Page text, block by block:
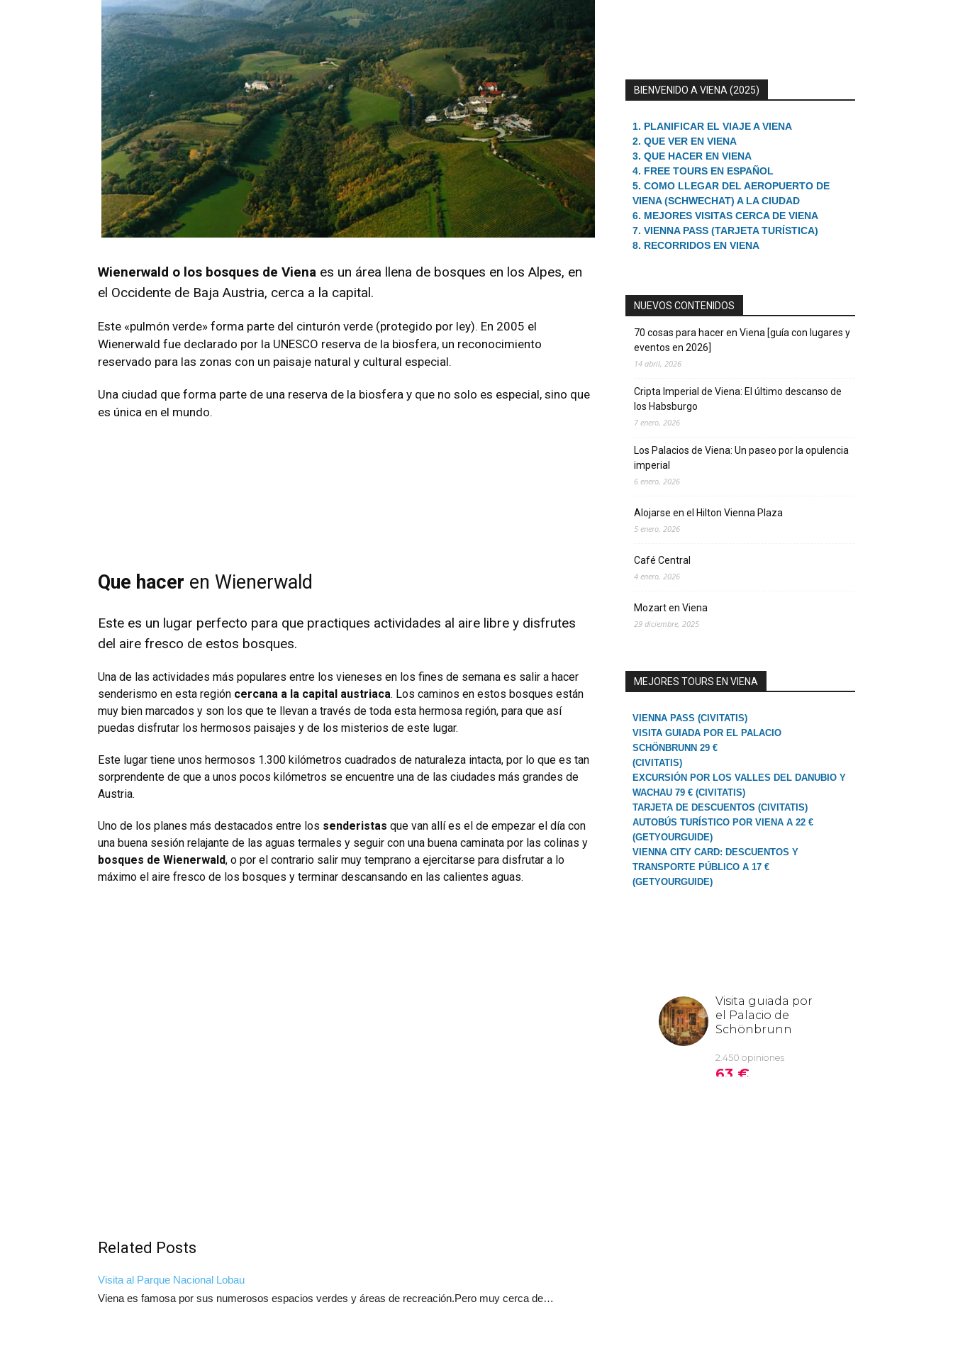
Wienerwald o los bosques de Viena es un área llena de bosques en los Alpes, en
el Occidente de Baja Austria, cerca a la capital.
Este «pulmón verde» forma parte del cinturón verde (protegido por ley). En 2005 el
Wienerwald fue declarado por la UNESCO reserva de la biosfera, un reconocimiento
reservado para las zonas con un paisaje natural y cultural especial.
Una ciudad que forma parte de una reserva de la biosfera y que no solo es especial, sino que
es única en el mundo.
Que hacer en Wienerwald
Este es un lugar perfecto para que practiques actividades al aire libre y disfrutes
del aire fresco de estos bosques.
Una de las actividades más populares entre los vieneses en los fines de semana es salir a hacer
senderismo en esta región cercana a la capital austriaca. Los caminos en estos bosques están
muy bien marcados y son los que te llevan a través de toda esta hermosa región, para que así
puedas disfrutar los hermosos paisajes y de los misterios de este lugar.
Este lugar tiene unos hermosos 1.300 kilómetros cuadrados de naturaleza intacta, por lo que es tan
sorprendente de que a unos pocos kilómetros se encuentre una de las ciudades más grandes de
Austria.
Uno de los planes más destacados entre los senderistas que van allí es el de empezar el día con
una buena sesión relajante de las aguas termales y seguir con una buena caminata por las colinas y
bosques de Wienerwald, o por el contrario salir muy temprano a ejercitarse para disfrutar a lo
máximo el aire fresco de los bosques y terminar descansando en las calientes aguas.
Related Posts
Visita al Parque Nacional Lobau
Viena es famosa por sus numerosos espacios verdes y áreas de recreación.Pero muy cerca de…
BIENVENIDO A VIENA (2025)
1. PLANIFICAR EL VIAJE A VIENA
2. QUE VER EN VIENA
3. QUE HACER EN VIENA
4. FREE TOURS EN ESPAÑOL
5. COMO LLEGAR DEL AEROPUERTO DE
VIENA (SCHWECHAT) A LA CIUDAD
6. MEJORES VISITAS CERCA DE VIENA
7. VIENNA PASS (TARJETA TURÍSTICA)
8. RECORRIDOS EN VIENA
NUEVOS CONTENIDOS
70 cosas para hacer en Viena [guía con lugares y
eventos en 2026]
14 abril, 2026
Cripta Imperial de Viena: El último descanso de
los Habsburgo
7 enero, 2026
Los Palacios de Viena: Un paseo por la opulencia
imperial
6 enero, 2026
Alojarse en el Hilton Vienna Plaza
5 enero, 2026
Café Central
4 enero, 2026
Mozart en Viena
29 diciembre, 2025
MEJORES TOURS EN VIENA
VIENNA PASS (CIVITATIS)
VISITA GUIADA POR EL PALACIO
SCHÖNBRUNN 29 €
(CIVITATIS)
EXCURSIÓN POR LOS VALLES DEL DANUBIO Y
WACHAU 79 € (CIVITATIS)
TARJETA DE DESCUENTOS (CIVITATIS)
AUTOBÚS TURÍSTICO POR VIENA A 22 €
(GETYOURGUIDE)
VIENNA CITY CARD: DESCUENTOS Y
TRANSPORTE PÚBLICO A 17 €
(GETYOURGUIDE)